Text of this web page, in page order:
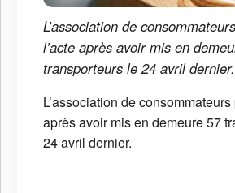
L’association de
l’acte après avoir mis en
transporteurs le 24 avril dernier.
L’association de consommateurs
après avoir mis en demeure 57
24 avril dernier.